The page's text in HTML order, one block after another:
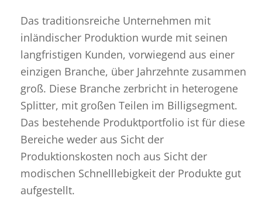
Das traditionsreiche Unternehmen mit
inländischer Produktion wurde mit seinen
langfristigen Kunden, vorwiegend aus einer
einzigen Branche, über Jahrzehnte zusammen
groß. Diese Branche zerbricht in heterogene
Splitter, mit großen Teilen im Billigsegment.
Das bestehende Produktportfolio ist für diese
Bereiche weder aus Sicht der
Produktionskosten noch aus Sicht der
modischen Schnelllebigkeit der Produkte gut
aufgestellt.